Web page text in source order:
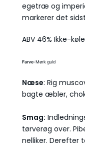
egetræ og
markerer det
ABV 46% Ikke-
Farve: Mørk guld
Næse: Rig
bagte æbler,
Smag:
tørverøg over.
nelliker.